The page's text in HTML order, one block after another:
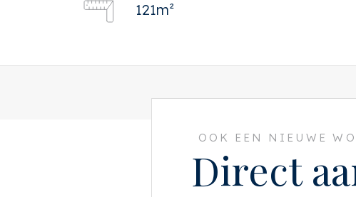
121m²
OOK EEN NIEUWE
Direct